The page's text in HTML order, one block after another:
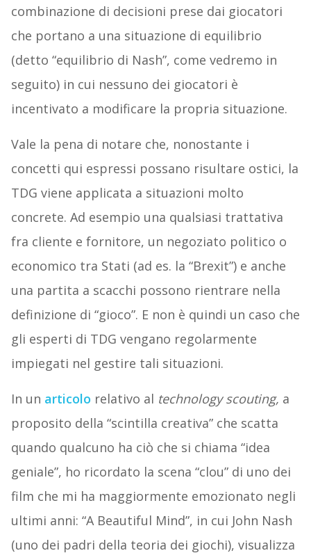
combinazione di decisioni prese dai giocatori
che portano a una situazione di equilibrio
(detto “equilibrio di Nash”, come vedremo in
seguito) in cui nessuno dei giocatori è
incentivato a modificare la propria situazione.
Vale la pena di notare che, nonostante i
concetti qui espressi possano risultare ostici, la
TDG viene applicata a situazioni molto
concrete. Ad esempio una qualsiasi trattativa
fra cliente e fornitore, un negoziato politico o
economico tra Stati (ad es. la “Brexit”) e anche
una partita a scacchi possono rientrare nella
definizione di “gioco”. E non è quindi un caso che
gli esperti di TDG vengano regolarmente
impiegati nel gestire tali situazioni.
In un articolo relativo al technology scouting, a
proposito della “scintilla creativa” che scatta
quando qualcuno ha ciò che si chiama “idea
geniale”, ho ricordato la scena “clou” di uno dei
film che mi ha maggiormente emozionato negli
ultimi anni: “A Beautiful Mind”, in cui John Nash
(uno dei padri della teoria dei giochi), visualizza